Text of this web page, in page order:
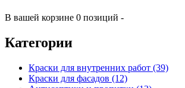
В вашей корзине 0 позиций -
Категории
Краски для внутренних работ (39)
Краски для фасадов (12)